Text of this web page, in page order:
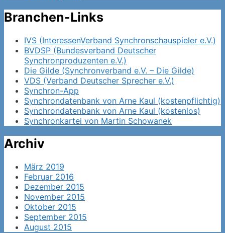
Branchen-Links
IVS (InteressenVerband Synchronschauspieler e.V.)
BVDSP (Bundesverband Deutscher
Synchronproduzenten e.V.)
Die Gilde (Synchronverband e.V. – Die Gilde)
VDS (Verband Deutscher Sprecher e.V.)
Synchron-App
Synchrondatenbank von Arne Kaul (kostenpflichtig)
Synchrondatenbank von Arne Kaul (kostenlos)
Synchronkartei von Martin Schowanek
Archiv
März 2019
Februar 2016
Dezember 2015
November 2015
Oktober 2015
September 2015
August 2015